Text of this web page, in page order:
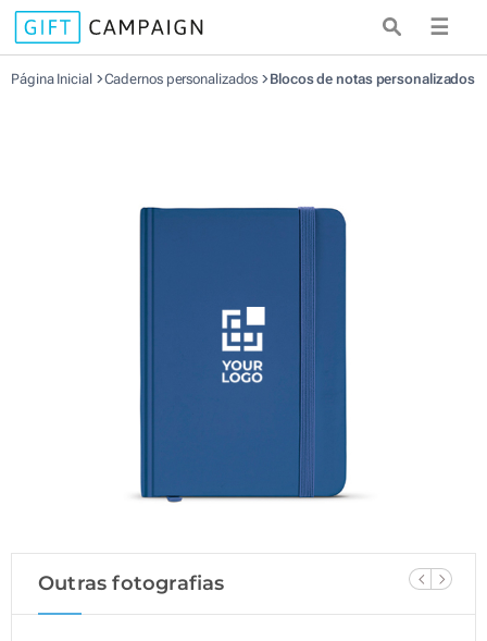
☰
Página Inicial Cadernos personalizados Blocos de notas personalizados
Outras fotografias